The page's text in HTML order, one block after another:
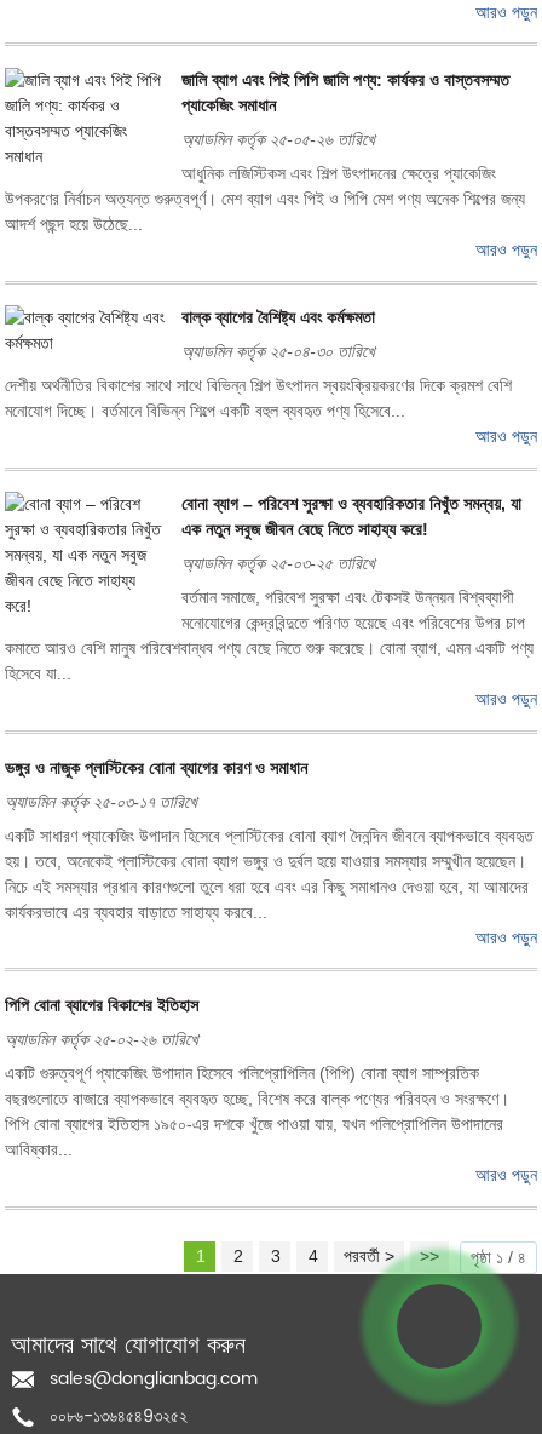
আরও পড়ুন
জালি ব্যাগ এবং পিই পিপি জালি পণ্য: কার্যকর ও বাস্তবসম্মত
প্যাকেজিং সমাধান
অ্যাডমিন কর্তৃক ২৫-০৫-২৬ তারিখে
আধুনিক লজিস্টিকস এবং শিল্প উৎপাদনের ক্ষেত্রে প্যাকেজিং
উপকরণের নির্বাচন অত্যন্ত গুরুত্বপূর্ণ। মেশ ব্যাগ এবং পিই ও পিপি মেশ পণ্য অনেক শিল্পের জন্য
আদর্শ পছন্দ হয়ে উঠেছে...
আরও পড়ুন
বাল্ক ব্যাগের বৈশিষ্ট্য এবং কর্মক্ষমতা
অ্যাডমিন কর্তৃক ২৫-০৪-৩০ তারিখে
দেশীয় অর্থনীতির বিকাশের সাথে সাথে বিভিন্ন শিল্প উৎপাদন স্বয়ংক্রিয়করণের দিকে ক্রমশ বেশি
মনোযোগ দিচ্ছে। বর্তমানে বিভিন্ন শিল্পে একটি বহুল ব্যবহৃত পণ্য হিসেবে...
আরও পড়ুন
বোনা ব্যাগ – পরিবেশ সুরক্ষা ও ব্যবহারিকতার নিখুঁত সমন্বয়, যা
এক নতুন সবুজ জীবন বেছে নিতে সাহায্য করে!
অ্যাডমিন কর্তৃক ২৫-০৩-২৫ তারিখে
বর্তমান সমাজে, পরিবেশ সুরক্ষা এবং টেকসই উন্নয়ন বিশ্বব্যাপী
মনোযোগের কেন্দ্রবিন্দুতে পরিণত হয়েছে এবং পরিবেশের উপর চাপ
কমাতে আরও বেশি মানুষ পরিবেশবান্ধব পণ্য বেছে নিতে শুরু করেছে। বোনা ব্যাগ, এমন একটি পণ্য
হিসেবে যা...
আরও পড়ুন
ভঙ্গুর ও নাজুক প্লাস্টিকের বোনা ব্যাগের কারণ ও সমাধান
অ্যাডমিন কর্তৃক ২৫-০৩-১৭ তারিখে
একটি সাধারণ প্যাকেজিং উপাদান হিসেবে প্লাস্টিকের বোনা ব্যাগ দৈনন্দিন জীবনে ব্যাপকভাবে ব্যবহৃত
হয়। তবে, অনেকেই প্লাস্টিকের বোনা ব্যাগ ভঙ্গুর ও দুর্বল হয়ে যাওয়ার সমস্যার সম্মুখীন হয়েছেন।
নিচে এই সমস্যার প্রধান কারণগুলো তুলে ধরা হবে এবং এর কিছু সমাধানও দেওয়া হবে, যা আমাদের
কার্যকরভাবে এর ব্যবহার বাড়াতে সাহায্য করবে...
আরও পড়ুন
পিপি বোনা ব্যাগের বিকাশের ইতিহাস
অ্যাডমিন কর্তৃক ২৫-০২-২৬ তারিখে
একটি গুরুত্বপূর্ণ প্যাকেজিং উপাদান হিসেবে পলিপ্রোপিলিন (পিপি) বোনা ব্যাগ সাম্প্রতিক
বছরগুলোতে বাজারে ব্যাপকভাবে ব্যবহৃত হচ্ছে, বিশেষ করে বাল্ক পণ্যের পরিবহন ও সংরক্ষণে।
পিপি বোনা ব্যাগের ইতিহাস ১৯৫০-এর দশকে খুঁজে পাওয়া যায়, যখন পলিপ্রোপিলিন উপাদানের
আবিষ্কার...
আরও পড়ুন
1 2 3 4 পরবর্তী > >> পৃষ্ঠা ১ / ৪
আমাদের সাথে যোগাযোগ করুন
sales@donglianbag.com
০০৮৬-১৩৬৪৫৪9৩২৫২